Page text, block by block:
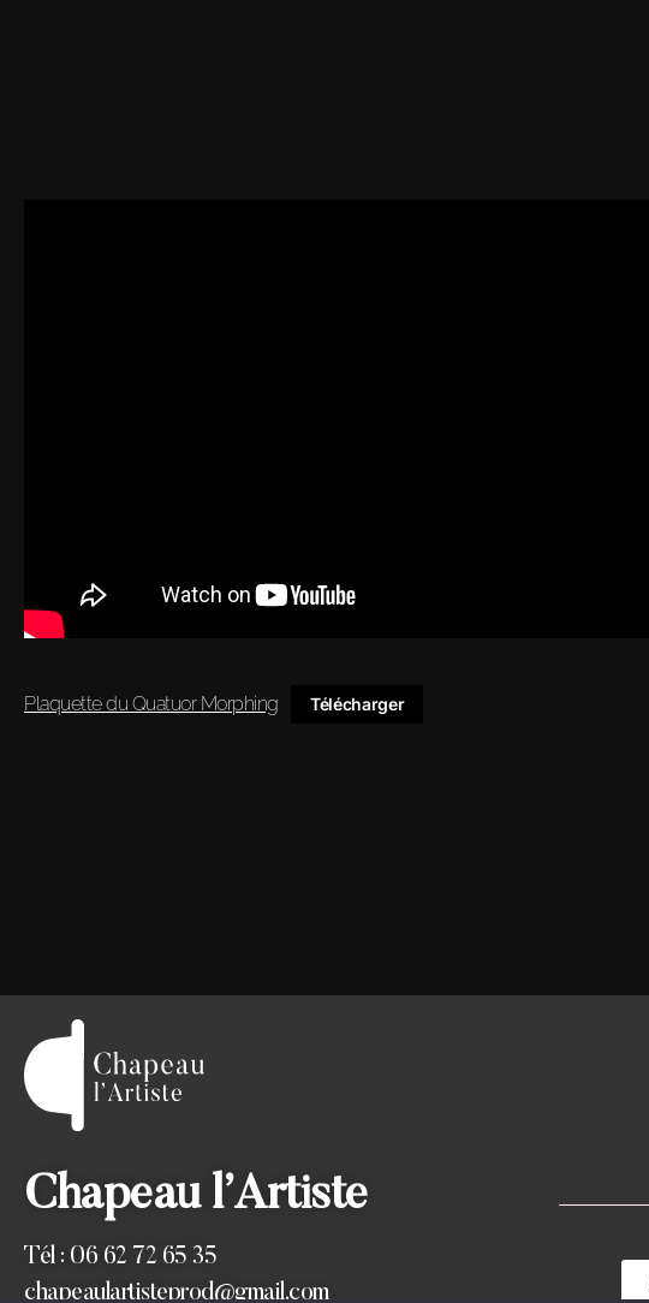
Plaquette du Quatuor Morphing Télécharger
Chapeau l’Artiste
Tél : 06 62 72 65 35
chapeaulartisteprod@gmail.com